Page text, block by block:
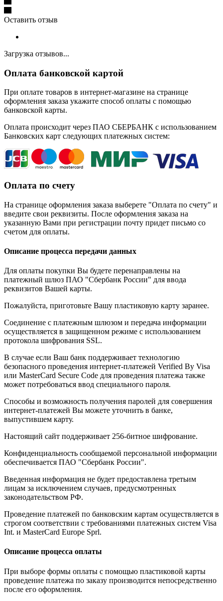
Оставить отзыв
Загрузка отзывов...
Оплата банковской картой
При оплате товаров в интернет-магазине на странице
оформления заказа укажите способ оплаты с помощью
банковской карты.
Оплата происходит через ПАО СБЕРБАНК с использованием
Банковских карт следующих платежных систем:
Оплата по счету
На странице оформления заказа выберете "Оплата по счету" и
введите свои реквизиты. После оформления заказа на
указанную Вами при регистрации почту придет письмо со
счетом для оплаты.
Описание процесса передачи данных
Для оплаты покупки Вы будете перенаправлены на
платежный шлюз ПАО "Сбербанк России" для ввода
реквизитов Вашей карты.
Пожалуйста, приготовьте Вашу пластиковую карту заранее.
Соединение с платежным шлюзом и передача информации
осуществляется в защищенном режиме с использованием
протокола шифрования SSL.
В случае если Ваш банк поддерживает технологию
безопасного проведения интернет-платежей Verified By Visa
или MasterCard Secure Code для проведения платежа также
может потребоваться ввод специального пароля.
Способы и возможность получения паролей для совершения
интернет-платежей Вы можете уточнить в банке,
выпустившем карту.
Настоящий сайт поддерживает 256-битное шифрование.
Конфиденциальность сообщаемой персональной информации
обеспечивается ПАО "Сбербанк России".
Введенная информация не будет предоставлена третьим
лицам за исключением случаев, предусмотренных
законодательством РФ.
Проведение платежей по банковским картам осуществляется в
строгом соответствии с требованиями платежных систем Visa
Int. и MasterCard Europe Sprl.
Описание процесса оплаты
При выборе формы оплаты с помощью пластиковой карты
проведение платежа по заказу производится непосредственно
после его оформления.